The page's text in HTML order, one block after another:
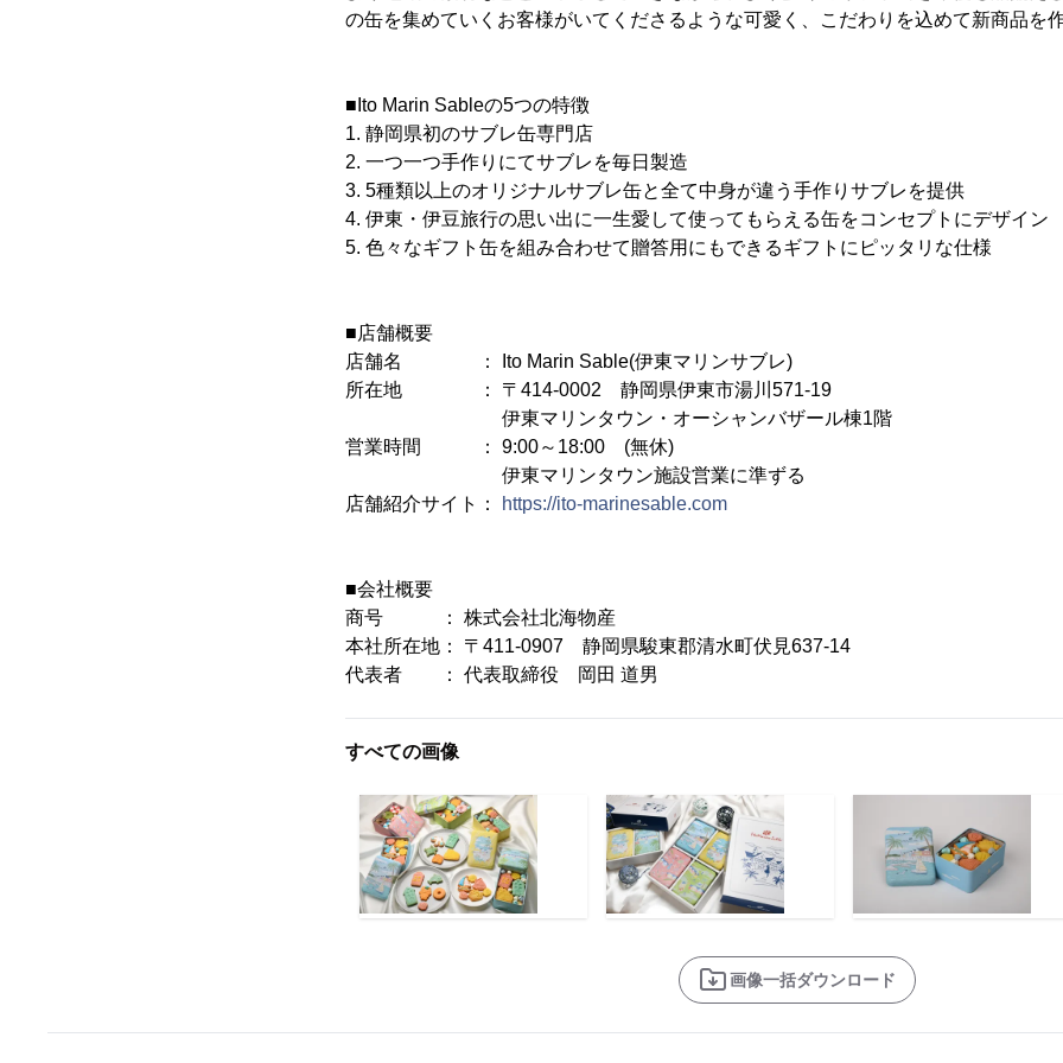
の缶を集めていくお客様がいてくださるような可愛く、こだわりを込めて新商品を
■Ito Marin Sableの5つの特徴
1. 静岡県初のサブレ缶専門店
2. 一つ一つ手作りにてサブレを毎日製造
3. 5種類以上のオリジナルサブレ缶と全て中身が違う手作りサブレを提供
4. 伊東・伊豆旅行の思い出に一生愛して使ってもらえる缶をコンセプトにデザイン
5. 色々なギフト缶を組み合わせて贈答用にもできるギフトにピッタリな仕様
■店舗概要
店舗名 ： Ito Marin Sable(伊東マリンサブレ)
所在地 ： 〒414-0002 静岡県伊東市湯川571-19
伊東マリンタウン・オーシャンバザール棟1階
営業時間 ： 9:00～18:00 (無休)
伊東マリンタウン施設営業に準ずる
店舗紹介サイト：
https://ito-marinesable.com
■会社概要
商号 ： 株式会社北海物産
本社所在地： 〒411-0907 静岡県駿東郡清水町伏見637-14
代表者 ： 代表取締役 岡田 道男
すべての画像
画像一括ダウンロード